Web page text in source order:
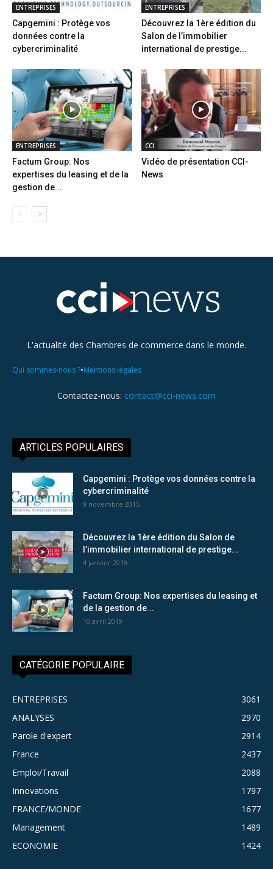
ENTREPRISES
Capgemini : Protège vos
données contre la
cybercriminalité
ENTREPRISES
Découvrez la 1ère édition du
Salon de l’immobilier
international de prestige...
ENTREPRISES
Factum Group: Nos
expertises du leasing et de la
gestion de...
CCI
Vidéo de présentation CCI-
News
L'actualité des Chambres de commerce dans le monde.
Qui sommes-nous ?•Mentions légales
Contactez-nous: contact@cci-news.com
ARTICLES POPULAIRES
Capgemini : Protège vos données contre la
cybercriminalité
9 novembre 2015
Découvrez la 1ère édition du Salon de
l’immobilier international de prestige...
4 janvier 2019
Factum Group: Nos expertises du leasing et
de la gestion de...
10 avril 2019
CATÉGORIE POPULAIRE
ENTREPRISES
3061
ANALYSES
2970
Parole d'expert
2914
France
2437
Emploi/Travail
2088
Innovations
1797
FRANCE/MONDE
1677
Management
1489
ECONOMIE
1424